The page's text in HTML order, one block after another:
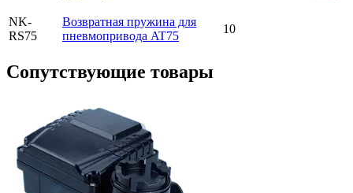
NK-
RS75
Возвратная пружина для
пневмопривода AT75
10
Cопутствующие товары